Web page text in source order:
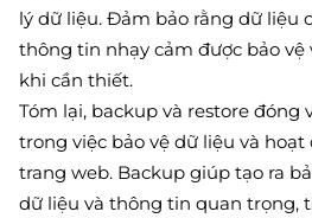
lý dữ liệu. Đảm bảo rằng dữ liệu
thông tin nhạy cảm được bảo vệ
khi cần thiết.
Tóm lại, backup và restore đóng
trong việc bảo vệ dữ liệu và
trang web. Backup giúp tạo ra
dữ liệu và thông tin quan trọng,